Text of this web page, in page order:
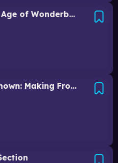
Kipo and the Age of Wonderbeasts
Into the Unknown: Making Frozen 2